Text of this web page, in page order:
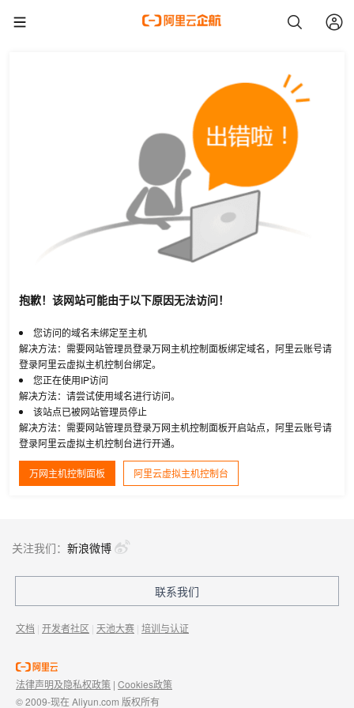
抱歉！该网站可能由于以下原因无法访问！
您访问的域名未绑定至主机
解决方法：需要网站管理员登录万网主机控制面板绑定域名，阿里云账号请
登录阿里云虚拟主机控制台绑定。
您正在使用IP访问
解决方法：请尝试使用域名进行访问。
该站点已被网站管理员停止
解决方法：需要网站管理员登录万网主机控制面板开启站点，阿里云账号请
登录阿里云虚拟主机控制台进行开通。
万网主机控制面板 阿里云虚拟主机控制台